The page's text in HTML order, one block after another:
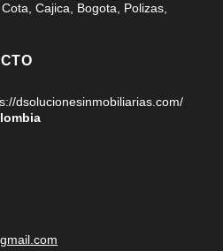
Cajica, Bogota, Polizas,
dsolucionesinmobiliarias.com/